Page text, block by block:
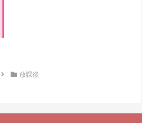
放課後